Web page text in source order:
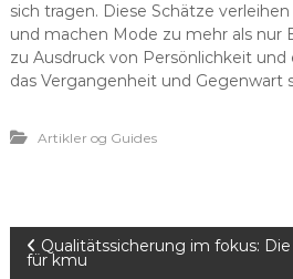
sich tragen. Diese Schätze
und machen Mode zu mehr als nur
zu Ausdruck von Persönlichkeit
das Vergangenheit und Gegenwart
Artikler og Guides
Qualitätssicherung im fokus:
für kmu